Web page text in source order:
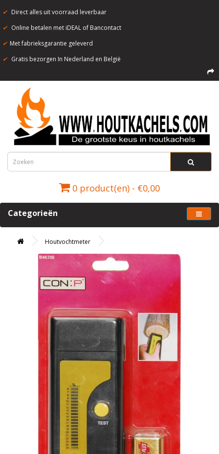
✔ Direct alles uit voorraad leverbaar
✔ Online betalen met iDEAL of Bancontact
✔ Met fabrieksgarantie geleverd
✔ Gratis bezorgen In Nederland en België
0 product(en) - €0,00
Categorieën
Houtvochtmeter